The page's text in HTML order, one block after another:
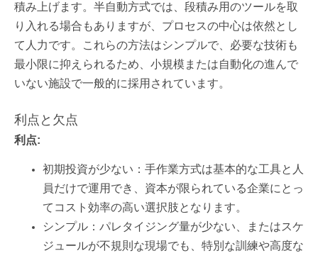
積み上げます。半自動方式では、段積み用のツールを取
り入れる場合もありますが、プロセスの中心は依然とし
て人力です。これらの方法はシンプルで、必要な技術も
最小限に抑えられるため、小規模または自動化の進んで
いない施設で一般的に採用されています。
利点と欠点
利点:
初期投資が少ない：手作業方式は基本的な工具と人
員だけで運用でき、資本が限られている企業にとっ
てコスト効率の高い選択肢となります。
シンプル：パレタイジング量が少ない、またはスケ
ジュールが不規則な現場でも、特別な訓練や高度な